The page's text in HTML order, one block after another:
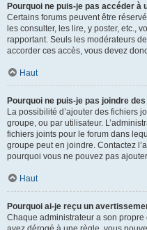
Pourquoi ne puis-je pas accéder à
Certains forums peuvent être
les consulter, les lire, y poster, etc.,
rapportant. Seuls les modérateurs
accorder ces accès, vous devez
Haut
Pourquoi ne puis-je pas joindre
La possibilité d’ajouter des fichiers
groupe, ou par utilisateur.
fichiers joints pour le forum dans
groupe peut en joindre. Contactez
pourquoi vous ne pouvez pas
Haut
Pourquoi ai-je reçu un
Chaque administrateur a son